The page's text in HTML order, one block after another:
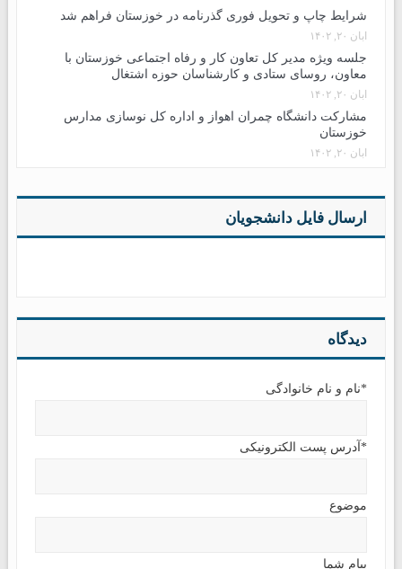
شرایط چاپ و تحویل فوری گذرنامه در خوزستان فراهم شد
آبان ۲۰, ۱۴۰۲
جلسه ویژه مدیر کل تعاون کار و رفاه اجتماعی خوزستان با
معاون، روسای ستادی و کارشناسان حوزه اشتغال
آبان ۲۰, ۱۴۰۲
مشارکت دانشگاه چمران اهواز و اداره کل نوسازی مدارس
خوزستان
آبان ۲۰, ۱۴۰۲
ارسال فایل دانشجویان
دیدگاه
*نام و نام خانوادگی
*آدرس پست الکترونیکی
موضوع
پیام شما